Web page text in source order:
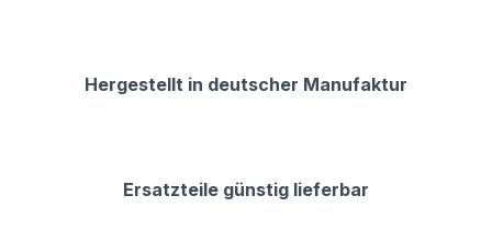
Hergestellt in deutscher Manufaktur
Ersatzteile günstig lieferbar